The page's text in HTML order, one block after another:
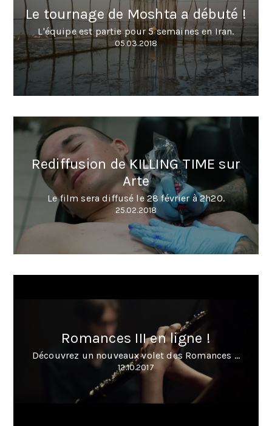
Le tournage de Moshta a débuté !
L'équipe est partie pour 5 semaines en Iran.
05.03.2018
Rediffusion de KILLING TIME sur
Arte
Le film sera diffusé le 28 février à 2h20.
25.02.2018
Romances III en ligne !
Découvrez un nouveaux volet des Romances ...
12.10.2017